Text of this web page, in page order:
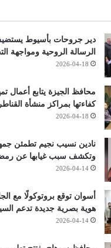
دير جروحات بأسيوط يستضيف
الرسالة الروحية ومواجهة
2026-04-18
محافظ الجيزة يتابع أعمال
كفاءتها بمراكز منشأة
2026-04-18
نادين نسيب نجيم تطمئن
وتكشف سبب غيابها عن
2026-04-14
أسوان توقع بروتوكولًا مع
هوية بصرية جديدة تدعم
2026-04-14